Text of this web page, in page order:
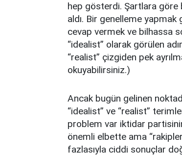
hep gösterdi. Şartlara göre
aldı. Bir genelleme
cevap vermek ve bilhassa
“idealist” olarak görülen
“realist” çizgiden pek
okuyabilirsiniz.)
Ancak bugün gelinen
“idealist” ve “realist”
problem var iktidar
önemli elbette ama
fazlasıyla ciddi sonuçlar